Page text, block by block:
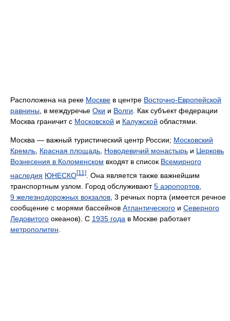
Расположена на реке Москве в центре Восточно-Европейской
равнины , в междуречье Оки и Волги . Как субъект федерации
Москва граничит с Московской и Калужской областями.
Москва — важный туристический центр России; Московский
Кремль Красная площадь Новодевичий монастырь и Церковь
Вознесения в Коломенском входят в список Всемирного
наследия ЮНЕСКО[11]
. Она является также важнейшим
транспортным узлом. Город обслуживают5 аэропортов
9 железнодорожных вокзалов , 3 речных порта (имеется речное
сообщение с морями бассейнов Атлантического и Северного
Ледовитого океанов). С 1935 года в Москве работает
метрополитен